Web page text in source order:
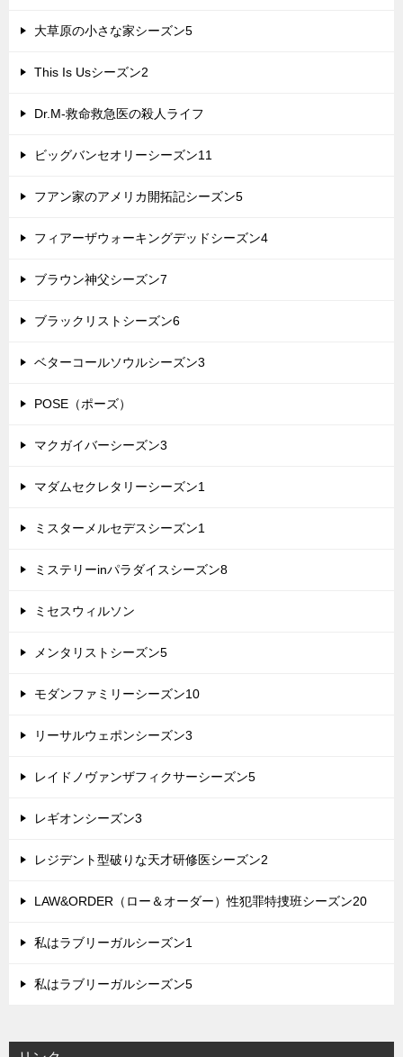
大草原の小さな家シーズン5
This Is Usシーズン2
Dr.M-救命救急医の殺人ライフ
ビッグバンセオリーシーズン11
フアン家のアメリカ開拓記シーズン5
フィアーザウォーキングデッドシーズン4
ブラウン神父シーズン7
ブラックリストシーズン6
ベターコールソウルシーズン3
POSE（ポーズ）
マクガイバーシーズン3
マダムセクレタリーシーズン1
ミスターメルセデスシーズン1
ミステリーinパラダイスシーズン8
ミセスウィルソン
メンタリストシーズン5
モダンファミリーシーズン10
リーサルウェポンシーズン3
レイドノヴァンザフィクサーシーズン5
レギオンシーズン3
レジデント型破りな天才研修医シーズン2
LAW&ORDER（ロー＆オーダー）性犯罪特捜班シーズン20
私はラブリーガルシーズン1
私はラブリーガルシーズン5